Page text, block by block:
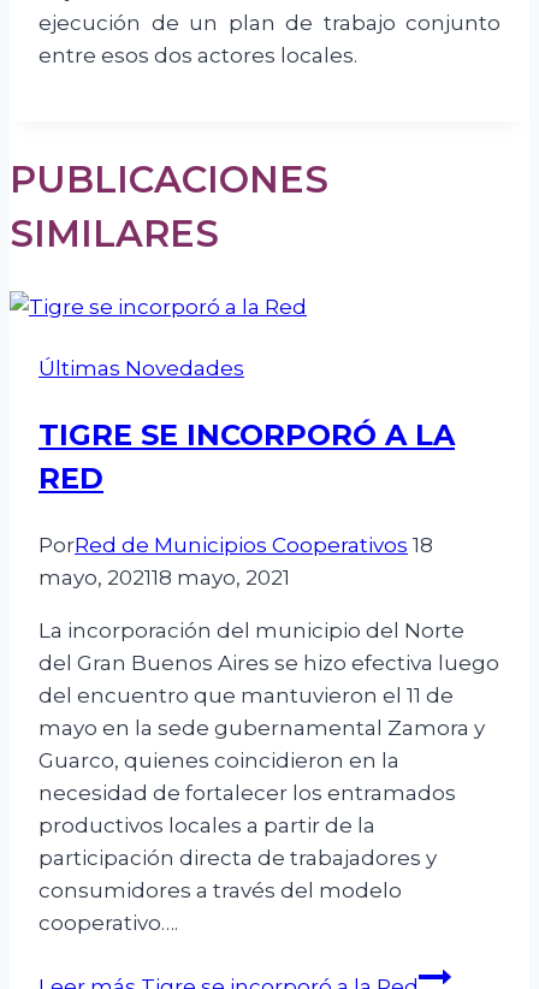
ejecución de un plan de trabajo conjunto
entre esos dos actores locales.
PUBLICACIONES
SIMILARES
Últimas Novedades
TIGRE SE INCORPORÓ A LA
RED
PorRed de Municipios Cooperativos 18
mayo, 202118 mayo, 2021
La incorporación del municipio del Norte
del Gran Buenos Aires se hizo efectiva luego
del encuentro que mantuvieron el 11 de
mayo en la sede gubernamental Zamora y
Guarco, quienes coincidieron en la
necesidad de fortalecer los entramados
productivos locales a partir de la
participación directa de trabajadores y
consumidores a través del modelo
cooperativo….